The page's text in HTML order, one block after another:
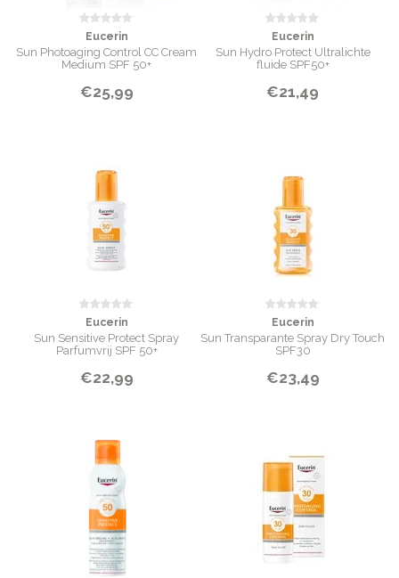
Eucerin
Sun Photoaging Control CC Cream
Medium SPF 50+
€25,99
Eucerin
Sun Hydro Protect Ultralichte
fluide SPF50+
€21,49
Eucerin
Sun Sensitive Protect Spray
Parfumvrij SPF 50+
€22,99
Eucerin
Sun Transparante Spray Dry Touch
SPF30
€23,49